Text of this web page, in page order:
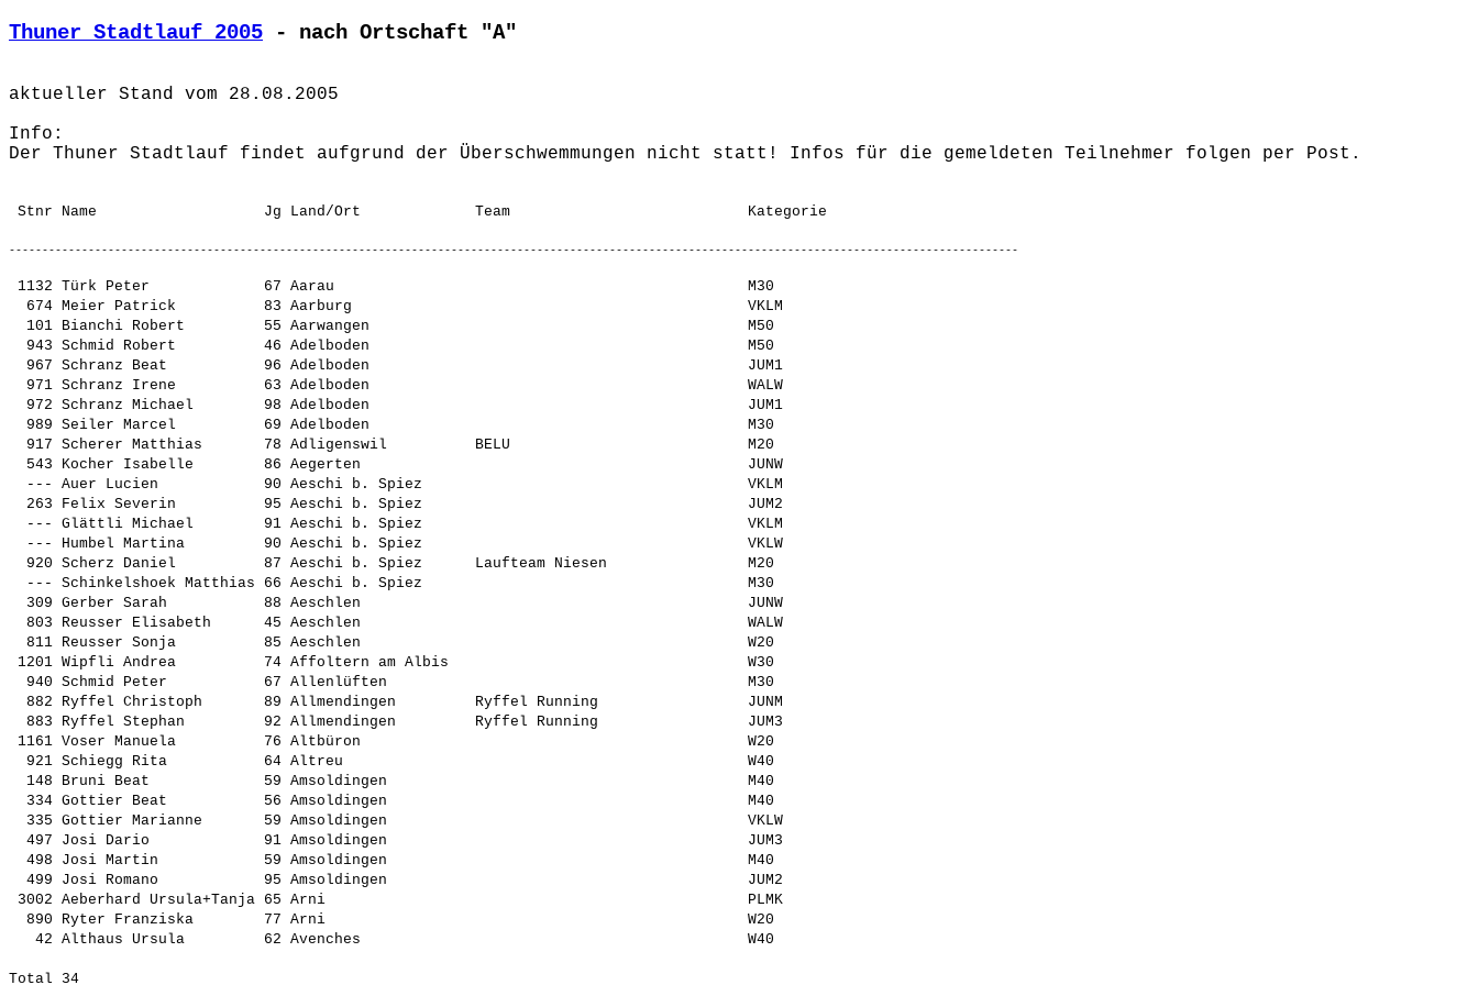
Thuner Stadtlauf 2005 - nach Ortschaft "A"
aktueller Stand vom 28.08.2005
Info:
Der Thuner Stadtlauf findet aufgrund der Überschwemmungen nicht statt! Infos für die gemeldeten Teilnehmer folgen per Post.
1132 Türk Peter             67 Aarau                                               M30
  674 Meier Patrick          83 Aarburg                                             VKLM
  101 Bianchi Robert         55 Aarwangen                                           M50
  943 Schmid Robert          46 Adelboden                                           M50
  967 Schranz Beat           96 Adelboden                                           JUM1
  971 Schranz Irene          63 Adelboden                                           WALW
  972 Schranz Michael        98 Adelboden                                           JUM1
  989 Seiler Marcel          69 Adelboden                                           M30
  917 Scherer Matthias       78 Adligenswil          BELU                           M20
  543 Kocher Isabelle        86 Aegerten                                            JUNW
  --- Auer Lucien            90 Aeschi b. Spiez                                     VKLM
  263 Felix Severin          95 Aeschi b. Spiez                                     JUM2
  --- Glättli Michael        91 Aeschi b. Spiez                                     VKLM
  --- Humbel Martina         90 Aeschi b. Spiez                                     VKLW
  920 Scherz Daniel          87 Aeschi b. Spiez      Laufteam Niesen                M20
  --- Schinkelshoek Matthias 66 Aeschi b. Spiez                                     M30
  309 Gerber Sarah           88 Aeschlen                                            JUNW
  803 Reusser Elisabeth      45 Aeschlen                                            WALW
  811 Reusser Sonja          85 Aeschlen                                            W20
1201 Wipfli Andrea          74 Affoltern am Albis                                  W30
  940 Schmid Peter           67 Allenlüften                                         M30
  882 Ryffel Christoph       89 Allmendingen         Ryffel Running                 JUNM
  883 Ryffel Stephan         92 Allmendingen         Ryffel Running                 JUM3
1161 Voser Manuela          76 Altbüron                                            W20
  921 Schiegg Rita           64 Altreu                                              W40
  148 Bruni Beat             59 Amsoldingen                                         M40
  334 Gottier Beat           56 Amsoldingen                                         M40
  335 Gottier Marianne       59 Amsoldingen                                         VKLW
  497 Josi Dario             91 Amsoldingen                                         JUM3
  498 Josi Martin            59 Amsoldingen                                         M40
  499 Josi Romano            95 Amsoldingen                                         JUM2
3002 Aeberhard Ursula+Tanja 65 Arni                                                PLMK
  890 Ryter Franziska        77 Arni                                                W20
   42 Althaus Ursula         62 Avenches                                            W40